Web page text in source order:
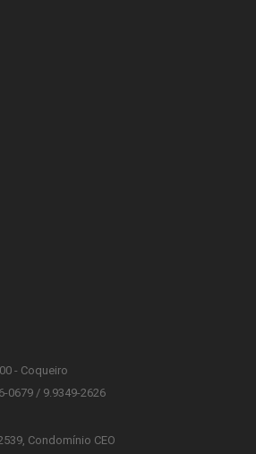
- Coqueiro
0679 / 9.9349-2626
Condomínio CEO